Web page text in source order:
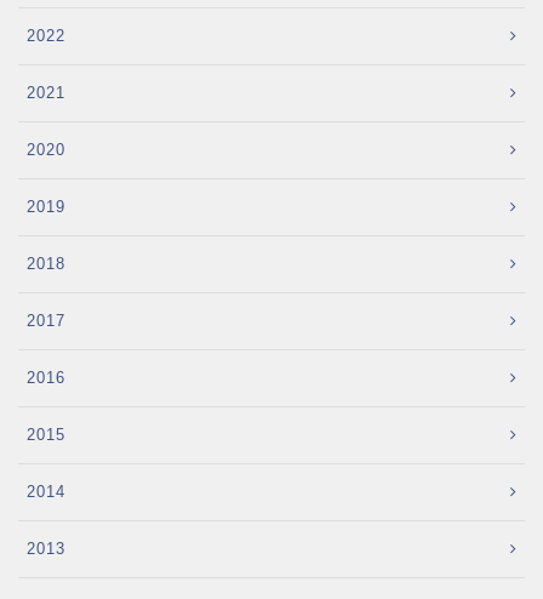
2022
2021
2020
2019
2018
2017
2016
2015
2014
2013